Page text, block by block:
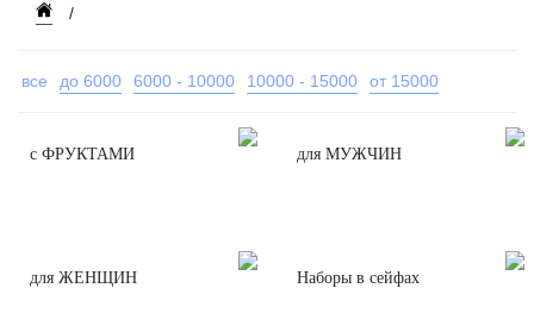
все до 6000 6000 - 10000 10000 - 15000 от 15000
с ФРУКТАМИ для МУЖЧИН
для ЖЕНЩИН Наборы в сейфах